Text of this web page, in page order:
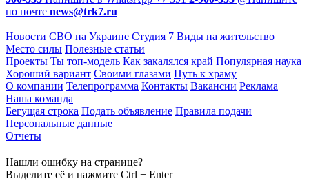
по почте news@trk7.ru
Новости СВО на Украине Студия 7 Виды на жительство
Место силы Полезные статьи
Проекты Ты топ-модель Как закалялся край Популярная наука
Хороший вариант Своими глазами Путь к храму
О компании Телепрограмма Контакты Вакансии Реклама
Наша команда
Бегущая строка Подать объявление Правила подачи
Персональные данные
Отчеты
Нашли ошибку на странице?
Выделите её и нажмите Ctrl + Enter